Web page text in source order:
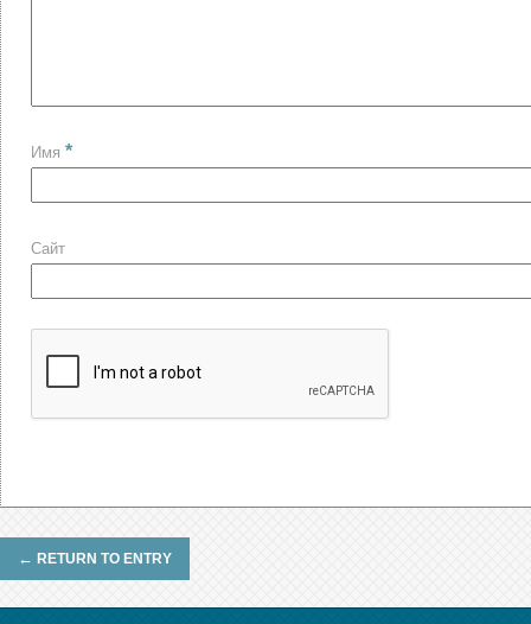
Имя *
Сайт
← RETURN TO ENTRY